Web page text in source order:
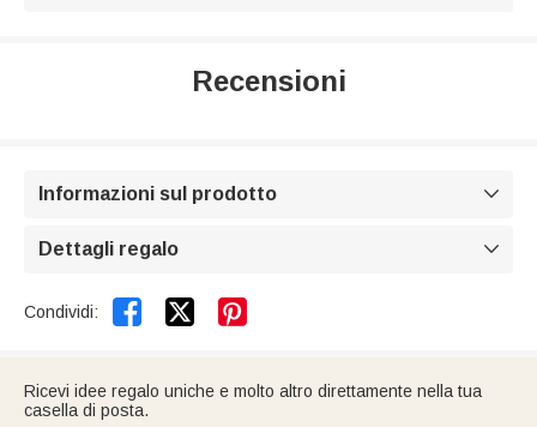
Recensioni
Informazioni sul prodotto 
Dettagli regalo 
Condividi:  
Ricevi idee regalo uniche e molto altro direttamente nella tua
casella di posta.